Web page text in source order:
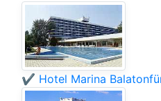
✔️ Hotel Marina